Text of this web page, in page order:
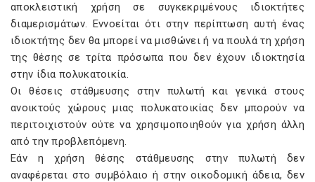
αποκλειστική χρήση σε συγκεκριμένους ιδιοκτήτες
διαμερισμάτων. Εννοείται ότι στην περίπτωση αυτή ένας
ιδιοκτήτης δεν θα μπορεί να μισθώνει ή να πουλά τη χρήση
της θέσης σε τρίτα πρόσωπα που δεν έχουν ιδιοκτησία
στην ίδια πολυκατοικία.
Οι θέσεις στάθμευσης στην πυλωτή και γενικά στους
ανοικτούς χώρους μιας πολυκατοικίας δεν μπορούν να
περιτοιχιστούν ούτε να χρησιμοποιηθούν για χρήση άλλη
από την προβλεπόμενη.
Εάν η χρήση θέσης στάθμευσης στην πυλωτή δεν
αναφέρεται στο συμβόλαιο ή στην οικοδομική άδεια, δεν